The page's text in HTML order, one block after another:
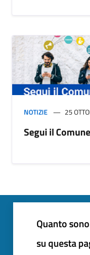
NOTIZIE 25
Segui il
Quanto
su questa